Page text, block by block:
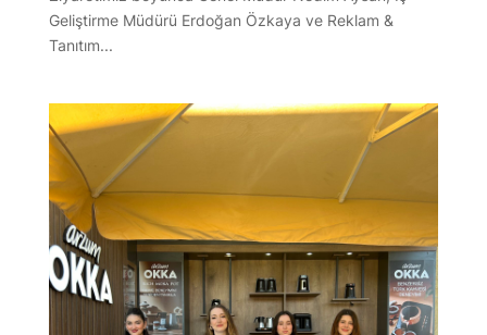
Geliştirme Müdürü Erdoğan Özkaya ve Reklam &
Tanıtım...